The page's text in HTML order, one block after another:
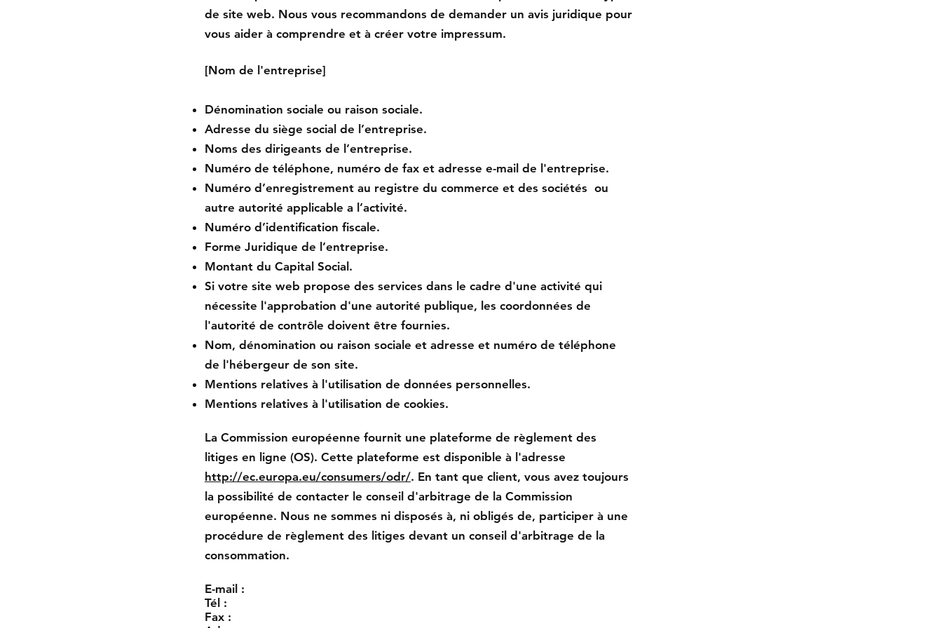
de site web. Nous vous recommandons de demander un avis juridique pour
vous aider à comprendre et à créer votre impressum.
[Nom de l'entreprise]
Dénomination sociale ou raison sociale.
Adresse du siège social de l’entreprise.
Noms des dirigeants de l’entreprise.
Numéro de téléphone, numéro de fax et adresse e-mail de l'entreprise.
Numéro d’enregistrement au registre du commerce et des sociétés ou
autre autorité applicable a l’activité.
Numéro d’identification fiscale.
Forme Juridique de l’entreprise.
Montant du Capital Social.
Si votre site web propose des services dans le cadre d'une activité qui
nécessite l'approbation d'une autorité publique, les coordonnées de
l'autorité de contrôle doivent être fournies. ​​​
Nom, dénomination ou raison sociale et adresse et numéro de téléphone
de l'hébergeur de son site.
Mentions relatives à l'utilisation de données personnelles.
Mentions relatives à l'utilisation de cookies.
La Commission européenne fournit une plateforme de règlement des
litiges en ligne (OS). Cette plateforme est disponible à l'adresse
http://ec.europa.eu/consumers/odr/. En tant que client, vous avez toujours
la possibilité de contacter le conseil d'arbitrage de la Commission
européenne. Nous ne sommes ni disposés à, ni obligés de, participer à une
procédure de règlement des litiges devant un conseil d'arbitrage de la
consommation.
E-mail :
Tél :
Fax :